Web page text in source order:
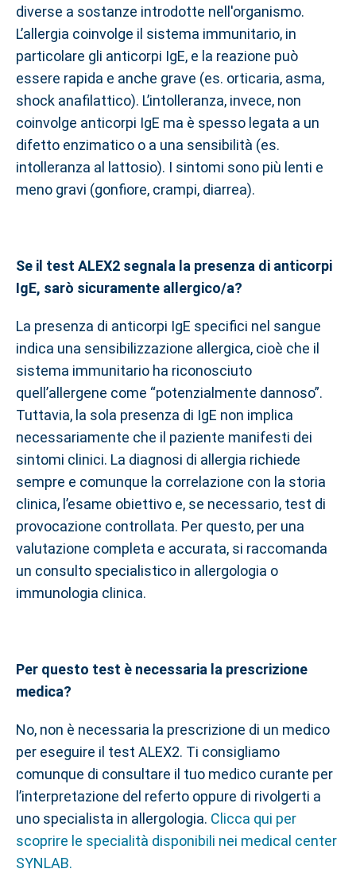
diverse a sostanze introdotte nell'organismo.
L’allergia coinvolge il sistema immunitario, in
particolare gli anticorpi IgE, e la reazione può
essere rapida e anche grave (es. orticaria, asma,
shock anafilattico). L’intolleranza, invece, non
coinvolge anticorpi IgE ma è spesso legata a un
difetto enzimatico o a una sensibilità (es.
intolleranza al lattosio). I sintomi sono più lenti e
meno gravi (gonfiore, crampi, diarrea).
Se il test ALEX2 segnala la presenza di anticorpi
IgE, sarò sicuramente allergico/a?
La presenza di anticorpi IgE specifici nel sangue
indica una sensibilizzazione allergica, cioè che il
sistema immunitario ha riconosciuto
quell’allergene come “potenzialmente dannoso”.
Tuttavia, la sola presenza di IgE non implica
necessariamente che il paziente manifesti dei
sintomi clinici. La diagnosi di allergia richiede
sempre e comunque la correlazione con la storia
clinica, l’esame obiettivo e, se necessario, test di
provocazione controllata. Per questo, per una
valutazione completa e accurata, si raccomanda
un consulto specialistico in allergologia o
immunologia clinica.
Per questo test è necessaria la prescrizione
medica?
No, non è necessaria la prescrizione di un medico
per eseguire il test ALEX2. Ti consigliamo
comunque di consultare il tuo medico curante per
l’interpretazione del referto oppure di rivolgerti a
uno specialista in allergologia. Clicca qui per
scoprire le specialità disponibili nei medical center
SYNLAB.